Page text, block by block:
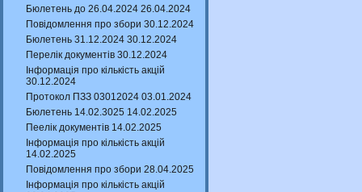
Бюлетень до 26.04.2024 26.04.2024
Повідомлення про збори 30.12.2024
Бюлетень 31.12.2024 30.12.2024
Перелік документів 30.12.2024
Інформація про кількість акцій
30.12.2024
Протокол ПЗЗ 03012024 03.01.2024
Бюлетень 14.02.3025 14.02.2025
Пеелік документів 14.02.2025
Інформація про кількість акцій
14.02.2025
Повідомлення про збори 28.04.2025
Інформація про кількість акцій